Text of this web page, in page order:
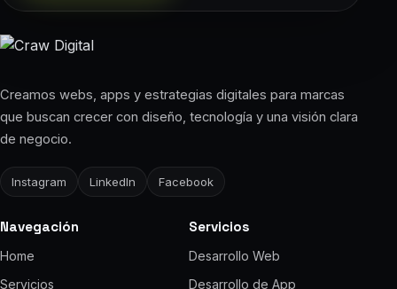
Creamos webs, apps y estrategias digitales para marcas
que buscan crecer con diseño, tecnología y una visión clara
de negocio.
Instagram LinkedIn Facebook
Navegación
Home
Servicios
Servicios
Desarrollo Web
Desarrollo de App